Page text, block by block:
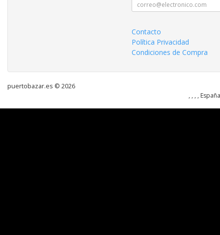
Contacto
Política Privacidad
Condiciones de Compra
puertobazar.es © 2026
, , , ,